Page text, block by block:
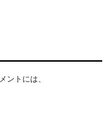
ントには、